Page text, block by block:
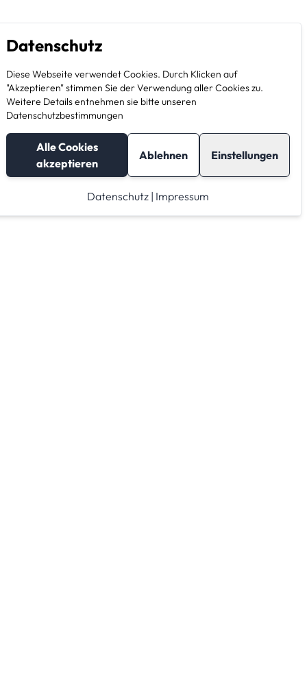
Datenschutz
Diese Webseite verwendet Cookies. Durch Klicken auf
"Akzeptieren" stimmen Sie der Verwendung aller Cookies zu.
Weitere Details entnehmen sie bitte unseren
Datenschutzbestimmungen
Alle Cookies
akzeptieren
Ablehnen Einstellungen
Datenschutz | Impressum